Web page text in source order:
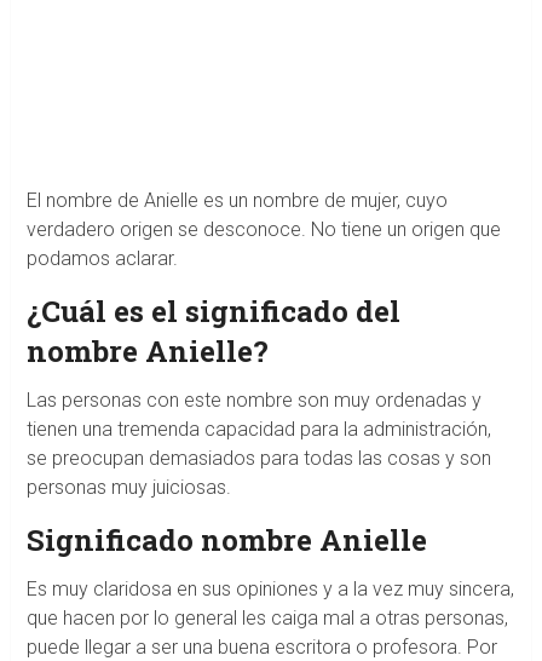
El nombre de Anielle es un nombre de mujer, cuyo
verdadero origen se desconoce. No tiene un origen que
podamos aclarar.
¿Cuál es el significado del
nombre Anielle?
Las personas con este nombre son muy ordenadas y
tienen una tremenda capacidad para la administración,
se preocupan demasiados para todas las cosas y son
personas muy juiciosas.
Significado nombre Anielle
Es muy claridosa en sus opiniones y a la vez muy sincera,
que hacen por lo general les caiga mal a otras personas,
puede llegar a ser una buena escritora o profesora. Por